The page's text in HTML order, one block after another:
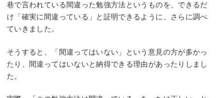
巷で言われている間違った勉強方法というものを、できるだ
け「確実に間違っている」と証明できるように、さらに調べ
ていきました。
そうすると、「間違ってはいない」という意見の方が多かっ
たり、間違ってはいないと納得できる理由があったりしまし
た。